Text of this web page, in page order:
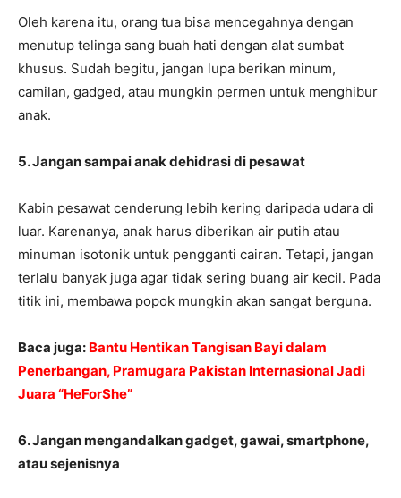
Oleh karena itu, orang tua bisa mencegahnya dengan
menutup telinga sang buah hati dengan alat sumbat
khusus. Sudah begitu, jangan lupa berikan minum,
camilan, gadged, atau mungkin permen untuk menghibur
anak.
5. Jangan sampai anak dehidrasi di pesawat
Kabin pesawat cenderung lebih kering daripada udara di
luar. Karenanya, anak harus diberikan air putih atau
minuman isotonik untuk pengganti cairan. Tetapi, jangan
terlalu banyak juga agar tidak sering buang air kecil. Pada
titik ini, membawa popok mungkin akan sangat berguna.
Baca juga: Bantu Hentikan Tangisan Bayi dalam
Penerbangan, Pramugara Pakistan Internasional Jadi
Juara “HeForShe”
6. Jangan mengandalkan gadget, gawai, smartphone,
atau sejenisnya